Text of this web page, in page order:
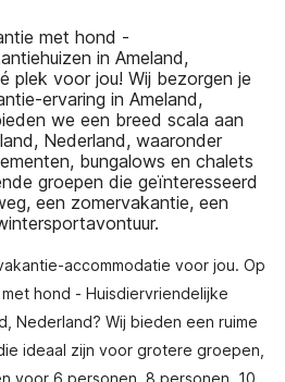
met hond -
in Ameland,
plek voor jou! Wij bezorgen je
ervaring in Ameland,
we een breed scala aan
Nederland, waaronder
bungalows en chalets
groepen die geïnteresseerd
een zomervakantie, een
accommodatie voor jou. Op
hond - Huisdiervriendelijke
Nederland? Wij bieden een ruime
ideaal zijn voor grotere groepen,
voor 6 personen, 8 personen, 10